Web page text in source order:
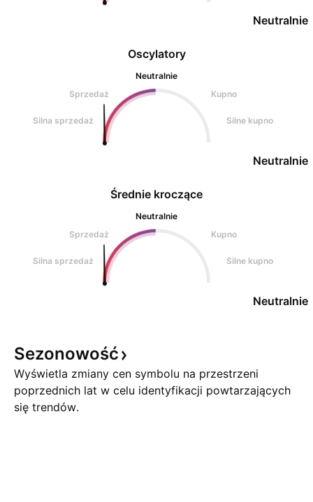
Oscylatory
Neutralnie
Sprzedaż
Kupno
Silna sprzedaż Silne kupno
Neutralnie
Neutralnie
Średnie kroczące
Neutralnie
Sprzedaż
Kupno
Silna sprzedaż Silne kupno
Neutralnie
Sezonowość
Wyświetla zmiany cen symbolu na przestrzeni
poprzednich lat w celu identyfikacji powtarzających
się trendów.